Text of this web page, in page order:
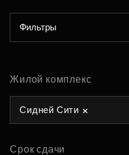
Фильтры
Жилой комплекс
Сидней Сити
Срок сдачи